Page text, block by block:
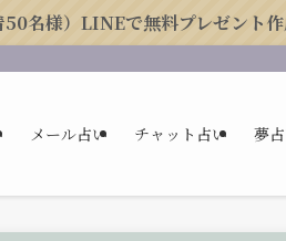
50名様）LINEで無料プレゼント
メール占い チャット占い 夢